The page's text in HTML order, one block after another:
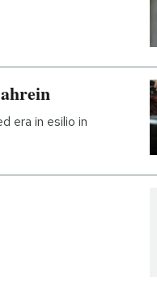
era in esilio in